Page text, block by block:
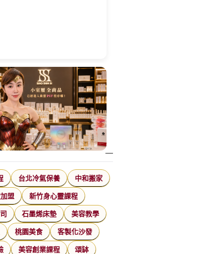
台北冷氣保養 中和搬家
盟 新竹身心靈課程
石墨烯床墊 美容教學
桃園美食 客製化沙發
美容創業課程 頌缽